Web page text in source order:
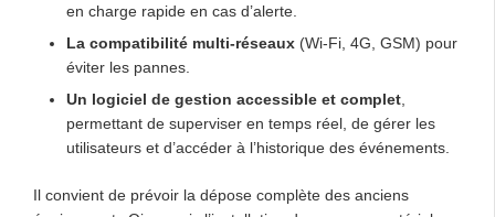
en charge rapide en cas d’alerte.
La compatibilité multi-réseaux (Wi-Fi, 4G, GSM) pour
éviter les pannes.
Un logiciel de gestion accessible et complet
permettant de superviser en temps réel, de gérer les
utilisateurs et d’accéder à l’historique des événements.
Il convient de prévoir la dépose complète des anciens